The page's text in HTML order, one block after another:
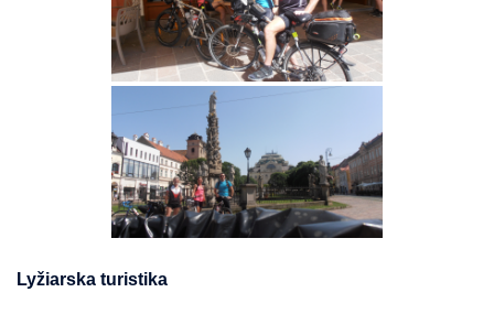
Lyžiarska turistika